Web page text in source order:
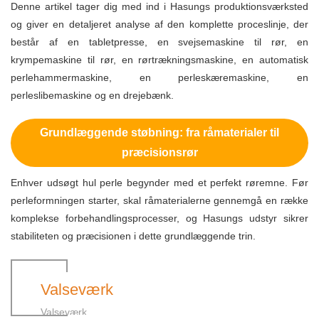
Denne artikel tager dig med ind i Hasungs produktionsværksted
og giver en detaljeret analyse af den komplette proceslinje, der
består af en tabletpresse, en svejsemaskine til rør, en
krympemaskine til rør, en rørtrækningsmaskine, en automatisk
perlehammermaskine, en perleskæremaskine, en
perleslibemaskine og en drejebænk.
Grundlæggende støbning: fra råmaterialer til
præcisionsrør
Enhver udsøgt hul perle begynder med et perfekt røremne. Før
perleformningen starter, skal råmaterialerne gennemgå en række
komplekse forbehandlingsprocesser, og Hasungs udstyr sikrer
stabiliteten og præcisionen i dette grundlæggende trin.
Valseværk
Valseværk